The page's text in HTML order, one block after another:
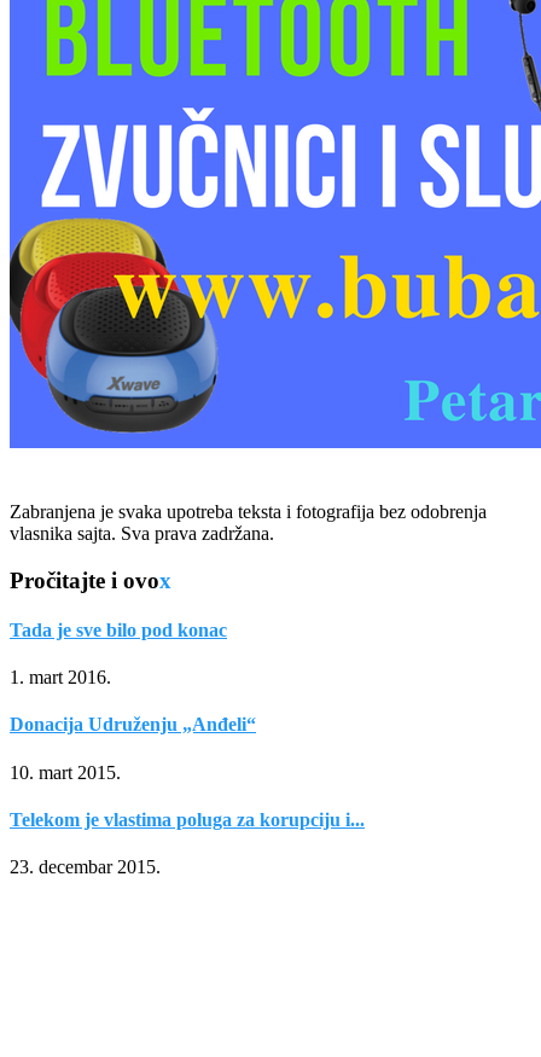
Zabranjena je svaka upotreba teksta i fotografija bez odobrenja
vlasnika sajta. Sva prava zadržana.
Pročitajte i ovox
Tada je sve bilo pod konac
1. mart 2016.
Donacija Udruženju „Anđeli“
10. mart 2015.
Telekom je vlastima poluga za korupciju i...
23. decembar 2015.